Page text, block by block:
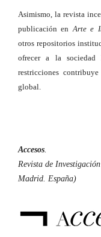
Asimismo, la revista
publicación en Arte e
otros repositorios
ofrecer a la sociedad
restricciones
global.
Accesos
Revista de
Madrid. España)